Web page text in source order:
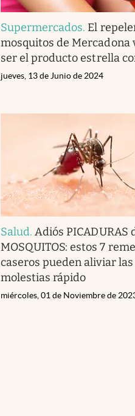
Supermercados. El
mosquitos de Mercadona
ser el producto estrella
jueves, 13 de Junio de 2024
Salud.Adiós PICADURAS
MOSQUITOS: estos 7
caseros pueden aliviar las
molestias rápido
miércoles, 01 de Noviembre de